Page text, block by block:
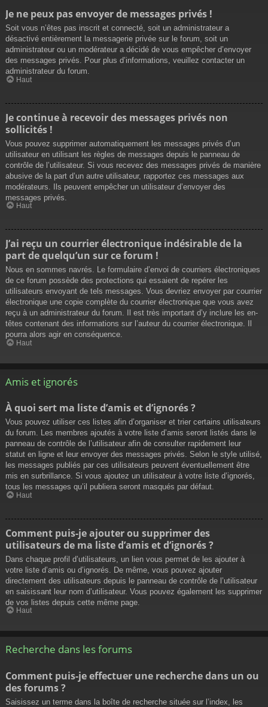
Je ne peux pas envoyer de messages privés !
Soit vous n’êtes pas inscrit et connecté, soit un administrateur a
désactivé entièrement la messagerie privée sur le forum, soit un
administrateur ou un modérateur a décidé de vous empêcher d’envoyer
des messages privés. Pour plus d’informations, veuillez contacter un
administrateur du forum.
Haut
Je continue à recevoir des messages privés non
sollicités !
Vous pouvez supprimer automatiquement les messages privés d’un
utilisateur en utilisant les règles de messages depuis le panneau de
contrôle de l’utilisateur. Si vous recevez des messages privés de manière
abusive de la part d’un autre utilisateur, rapportez ces messages aux
modérateurs. Ils peuvent empêcher un utilisateur d’envoyer des
messages privés.
Haut
J’ai reçu un courrier électronique indésirable de la
part de quelqu’un sur ce forum !
Nous en sommes navrés. Le formulaire d’envoi de courriers électroniques
de ce forum possède des protections qui essaient de repérer les
utilisateurs envoyant de tels messages. Vous devriez envoyer par courrier
électronique une copie complète du courrier électronique que vous avez
reçu à un administrateur du forum. Il est très important d’y inclure les en-
têtes contenant des informations sur l’auteur du courrier électronique. Il
pourra alors agir en conséquence.
Haut
Amis et ignorés
À quoi sert ma liste d’amis et d’ignorés ?
Vous pouvez utiliser ces listes afin d’organiser et trier certains utilisateurs
du forum. Les membres ajoutés à votre liste d’amis seront listés dans le
panneau de contrôle de l’utilisateur afin de consulter rapidement leur
statut en ligne et leur envoyer des messages privés. Selon le style utilisé,
les messages publiés par ces utilisateurs peuvent éventuellement être
mis en surbrillance. Si vous ajoutez un utilisateur à votre liste d’ignorés,
tous les messages qu’il publiera seront masqués par défaut.
Haut
Comment puis-je ajouter ou supprimer des
utilisateurs de ma liste d’amis et d’ignorés ?
Dans chaque profil d’utilisateurs, un lien vous permet de les ajouter à
votre liste d’amis ou d’ignorés. De même, vous pouvez ajouter
directement des utilisateurs depuis le panneau de contrôle de l’utilisateur
en saisissant leur nom d’utilisateur. Vous pouvez également les supprimer
de vos listes depuis cette même page.
Haut
Recherche dans les forums
Comment puis-je effectuer une recherche dans un ou
des forums ?
Saisissez un terme dans la boîte de recherche située sur l’index, les